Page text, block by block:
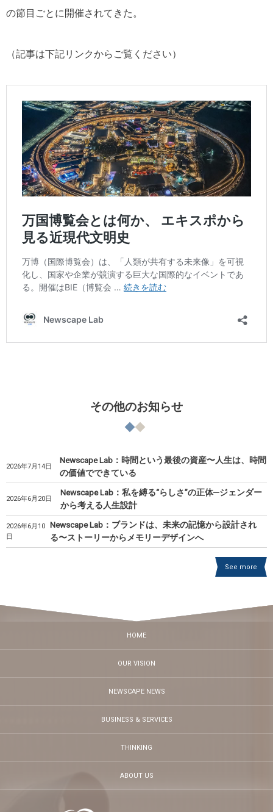
の節目ごとに開催されてきた。
（記事は下記リンクからご覧ください）
その他のお知らせ
2026年7月14日
Newscape Lab：時間という最後の資産〜人生は、時間
の価値でできている
2026年6月20日
Newscape Lab：私を縛る“らしさ”の正体─ジェンダー
から考える人生設計
2026年6月10
日
Newscape Lab：ブランドは、未来の記憶から設計され
る〜ストーリーからメモリーデザインへ
See more
HOME
OUR VISION
NEWSCAPE NEWS
BUSINESS & SERVICES
THINKING
ABOUT US